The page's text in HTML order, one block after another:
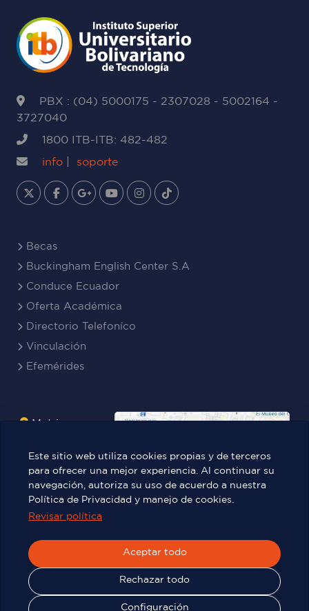
PBX : (04) 5000175 - 2307028 - 5002164 -
3727040
1800 ITB-ITB: 482-482
info
soporte
Becas
Buckingham English Center S.A
Conduce Ecuador
Oferta Académica
Directorio Telefoníco
Vinculación
Efemérides
Matriz
Rocafuerte
Teresa
Benites Ayala
Carbo.
Este sitio web utiliza cookies propias y de terceros
para ofrecer una mejor experiencia. Al continuar su
navegación, autoriza su uso de acuerdo a nuestra
Política de Privacidad y manejo de cookies.
Revisar política
Aceptar todo
Rechazar todo
Configuración